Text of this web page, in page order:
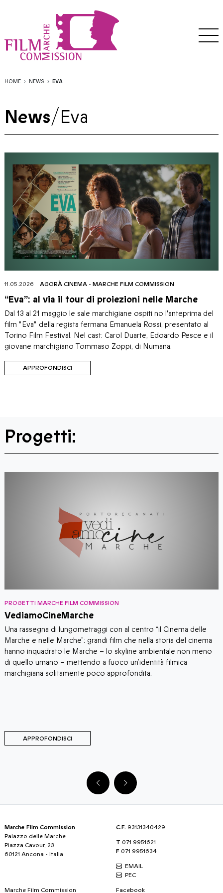
HOME NEWS EVA
News/Eva
11.05.2026 AGORÀ CINEMA - MARCHE FILM COMMISSION
“Eva”: al via il tour di proiezioni nelle Marche
Dal 13 al 21 maggio le sale marchigiane ospiti no l'anteprima del
film "Eva" della regista fermana Emanuela Rossi, presentato al
Torino Film Festival. Nel cast: Carol Duarte, Edoardo Pesce e il
giovane marchigiano Tommaso Zoppi, di Numana.
APPROFONDISCI
Progetti:
PROGETTI MARCHE FILM COMMISSION
VediamoCineMarche
​​Una rassegna di lungometraggi con al centro “il Cinema delle
Marche e nelle Marche”: grandi film che nella storia del cinema
hanno inquadrato le Marche – lo skyline ambientale non meno
di quello umano – mettendo a fuoco un’identità filmica
marchigiana solitamente poco approfondita.
APPROFONDISCI
Marche Film Commission
Palazzo delle Marche
Piazza Cavour, 23
60121 Ancona - Italia
C.F. 93131340429
T 071 9951621
F 071 9951634
EMAIL
PEC
Marche Film Commission
Facebook